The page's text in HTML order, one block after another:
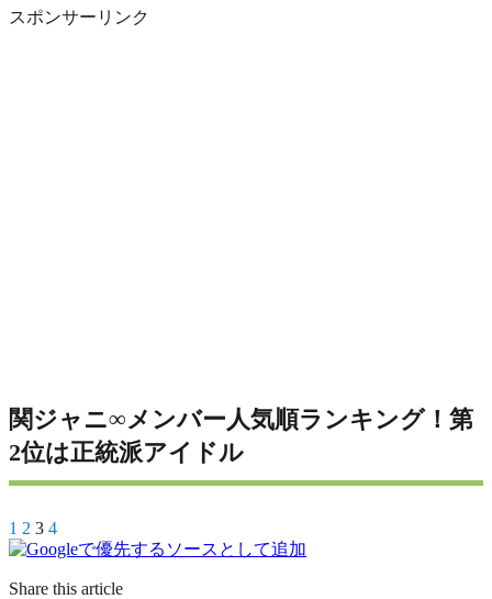
スポンサーリンク
関ジャニ∞メンバー人気順ランキング！第
2位は正統派アイドル
1 2 3 4
Share this article